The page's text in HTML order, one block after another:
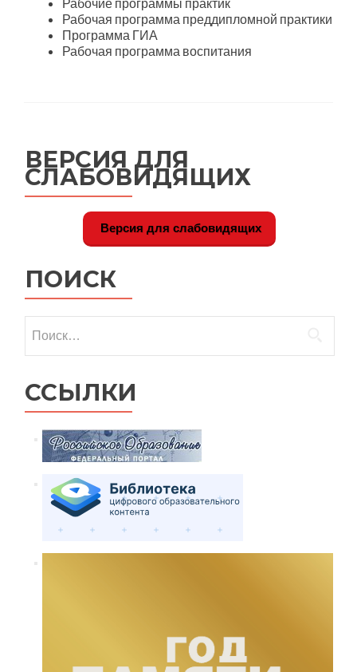
Рабочая программа преддипломной практики
Программа ГИА
Рабочая программа воспитания
ВЕРСИЯ ДЛЯ
СЛАБОВИДЯЩИХ
Версия для слабовидящих
ПОИСК
ССЫЛКИ